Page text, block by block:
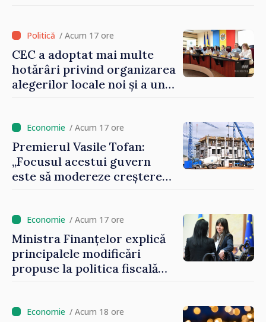
la buget / Acum 17 ore
CEC a adoptat mai multe
hotărâri privind organizarea
alegerilor locale noi și a unui
/ Acum 17 ore
Premierul Vasile Tofan:
„Focusul acestui guvern
este să modereze creșterea
/ Acum 17 ore
Ministra Finanțelor explică
principalele modificări
propuse la politica fiscală
/ Acum 18 ore